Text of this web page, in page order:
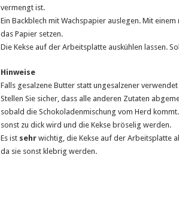
vermengt ist.
Ein Backblech mit Wachspapier auslegen. Mit
das Papier setzen.
Die Kekse auf der Arbeitsplatte auskühlen lassen.
Hinweise
Falls gesalzene Butter statt ungesalzener
Stellen Sie sicher, dass alle anderen Zutaten
sobald die Schokoladenmischung vom Herd
sonst zu dick wird und die Kekse bröselig werden.
Es ist sehrwichtig, die Kekse auf der Arbeitsplatte
da sie sonst klebrig werden.